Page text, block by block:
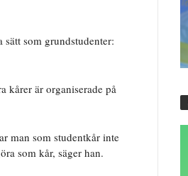
som grundstudenter:
kårer är organiserade på
man som studentkår inte
som kår, säger han.